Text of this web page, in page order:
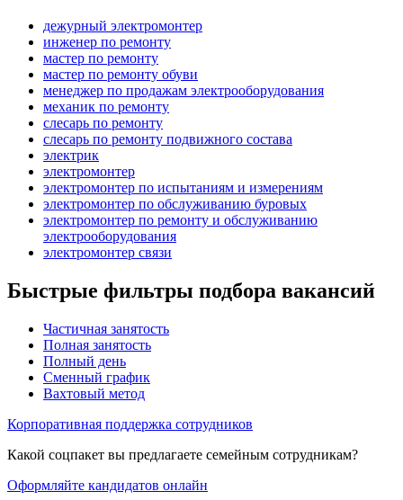
дежурный электромонтер
инженер по ремонту
мастер по ремонту
мастер по ремонту обуви
менеджер по продажам электрооборудования
механик по ремонту
слесарь по ремонту
слесарь по ремонту подвижного состава
электрик
электромонтер
электромонтер по испытаниям и измерениям
электромонтер по обслуживанию буровых
электромонтер по ремонту и обслуживанию
электрооборудования
электромонтер связи
Быстрые фильтры подбора вакансий
Частичная занятость
Полная занятость
Полный день
Сменный график
Вахтовый метод
Корпоративная поддержка сотрудников
Какой соцпакет вы предлагаете семейным сотрудникам?
Оформляйте кандидатов онлайн